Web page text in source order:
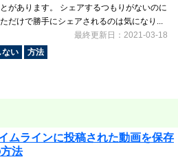
があります。 シェアするつもりがないのに
ただけで勝手にシェアされるのは気になり...
最終更新日：2021-03-18
ない 方法
ムラインに投稿された動画を保存
法